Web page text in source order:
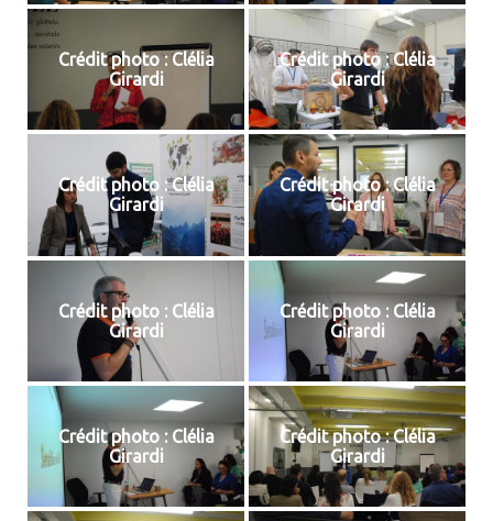
Crédit photo : Clélia
Girardi
Crédit photo : Clélia
Girardi
Crédit photo : Clélia
Girardi
Crédit photo : Clélia
Girardi
Crédit photo : Clélia
Girardi
Crédit photo : Clélia
Girardi
Crédit photo : Clélia
Girardi
Crédit photo : Clélia
Girardi